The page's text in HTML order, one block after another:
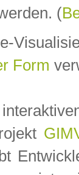
(
Form